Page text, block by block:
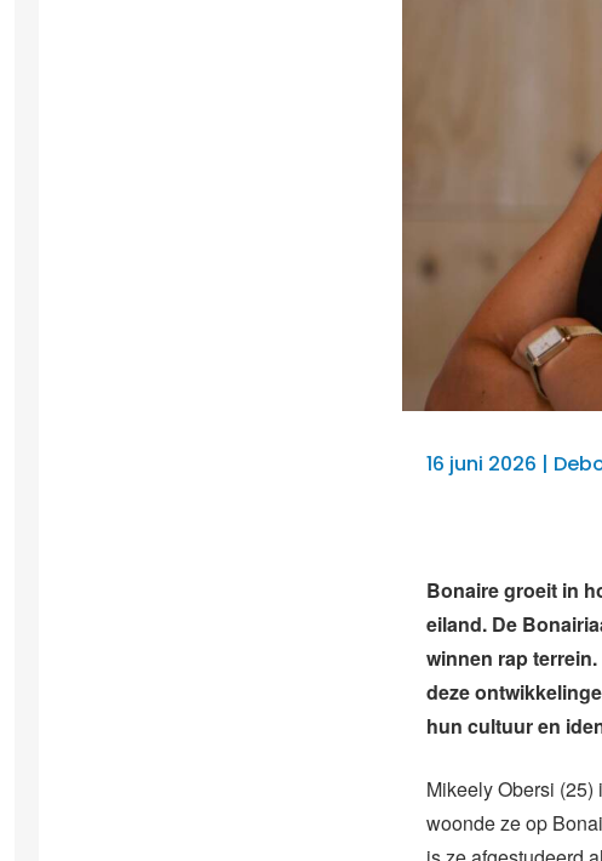
16 juni 2026 |
Bonaire groeit in
eiland. De
winnen rap
deze
hun cultuur en
Mikeely Obersi
woonde ze op